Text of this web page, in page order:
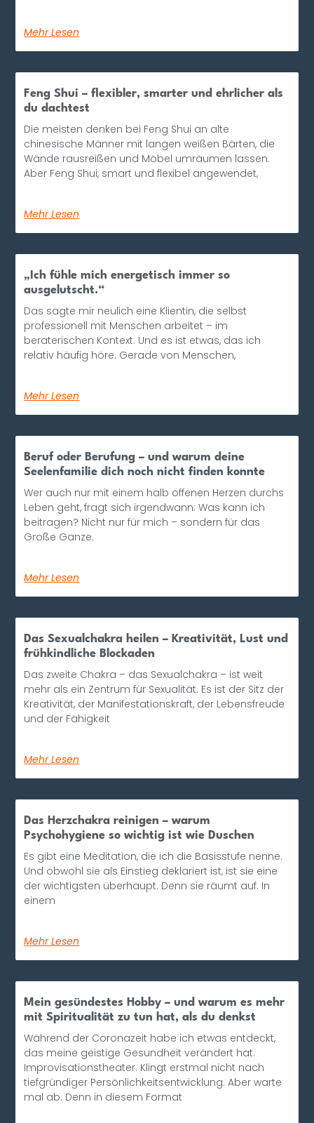
Mehr Lesen
Feng Shui – flexibler, smarter und ehrlicher als
du dachtest
Die meisten denken bei Feng Shui an alte
chinesische Männer mit langen weißen Bärten, die
Wände rausreißen und Möbel umräumen lassen.
Aber Feng Shui, smart und flexibel angewendet,
Mehr Lesen
„Ich fühle mich energetisch immer so
ausgelutscht.“
Das sagte mir neulich eine Klientin, die selbst
professionell mit Menschen arbeitet – im
beraterischen Kontext. Und es ist etwas, das ich
relativ häufig höre. Gerade von Menschen,
Mehr Lesen
Beruf oder Berufung – und warum deine
Seelenfamilie dich noch nicht finden konnte
Wer auch nur mit einem halb offenen Herzen durchs
Leben geht, fragt sich irgendwann: Was kann ich
beitragen? Nicht nur für mich – sondern für das
Große Ganze.
Mehr Lesen
Das Sexualchakra heilen – Kreativität, Lust und
frühkindliche Blockaden
Das zweite Chakra – das Sexualchakra – ist weit
mehr als ein Zentrum für Sexualität. Es ist der Sitz der
Kreativität, der Manifestationskraft, der Lebensfreude
und der Fähigkeit
Mehr Lesen
Das Herzchakra reinigen – warum
Psychohygiene so wichtig ist wie Duschen
Es gibt eine Meditation, die ich die Basisstufe nenne.
Und obwohl sie als Einstieg deklariert ist, ist sie eine
der wichtigsten überhaupt. Denn sie räumt auf. In
einem
Mehr Lesen
Mein gesündestes Hobby – und warum es mehr
mit Spiritualität zu tun hat, als du denkst
Während der Coronazeit habe ich etwas entdeckt,
das meine geistige Gesundheit verändert hat.
Improvisationstheater. Klingt erstmal nicht nach
tiefgründiger Persönlichkeitsentwicklung. Aber warte
mal ab. Denn in diesem Format